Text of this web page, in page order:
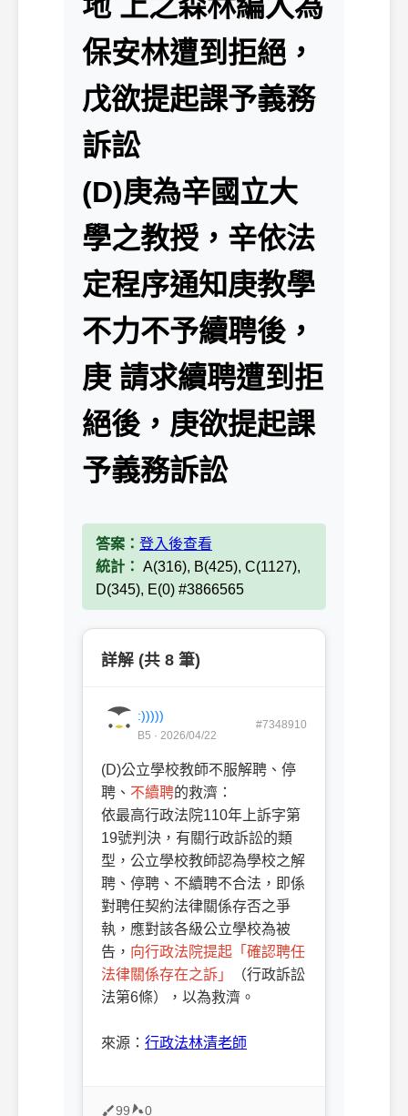
保安林遭到拒絕，
戊欲提起課予義務
訴訟
(D)庚為辛國立大
學之教授，辛依法
定程序通知庚教學
不力不予續聘後，
庚 請求續聘遭到拒
絕後，庚欲提起課
予義務訴訟
答案： 登入後查看
統計： A(316), B(425), C(1127),
D(345), E(0) #3866565
詳解 (共 8 筆)
:)))))
B5 · 2026/04/22
#7348910
(D)公立學校教師不服解聘、停
聘、 不續聘的救濟：
依最高行政法院110年上訴字第
19號判決，有關行政訴訟的類
型，公立學校教師認為學校之解
聘、停聘、不續聘不合法，即係
對聘任契約法律關係存否之爭
執，應對該各級公立學校為被
告， 向行政法院提起「確認聘任
法律關係存在之訴」
（行政訴訟
法第6條），以為救濟。
來源： 行政法林清老師
99 0